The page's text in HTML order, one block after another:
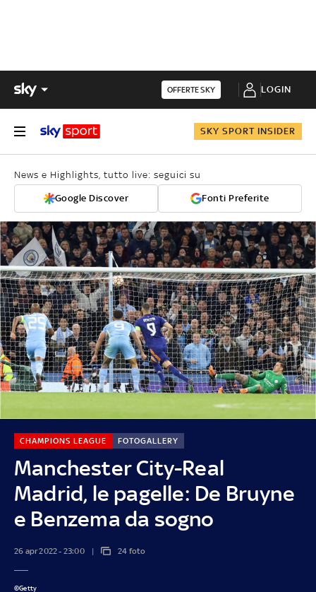
OFFERTE SKY LOGIN
SKY SPORT INSIDER
News e Highlights, tutto live: seguici su
Google Discover Fonti Preferite
Manchester City-Real
Madrid, le pagelle: De Bruyne
e Benzema da sogno
CHAMPIONS LEAGUE FOTOGALLERY
26 apr 2022 - 23:00 24 foto
©Getty